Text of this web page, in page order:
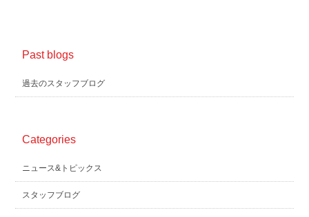
Past blogs
過去のスタッフブログ
Categories
ニュース&トピックス
スタッフブログ